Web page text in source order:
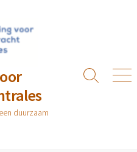
duurzaam
Zoeken